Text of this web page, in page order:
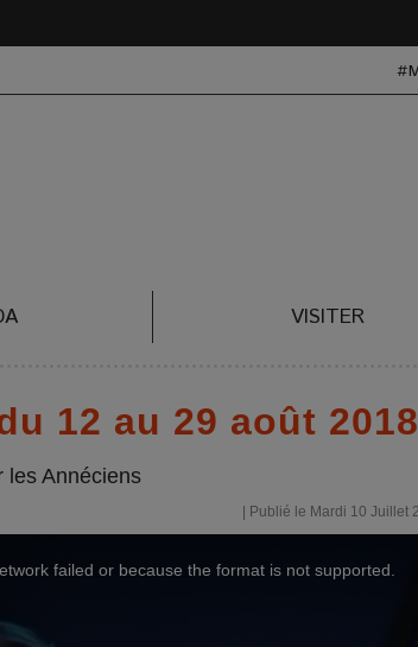
VISITER
12 au 29 août 2018
les Annéciens
| Publié le Mardi 10 Juillet